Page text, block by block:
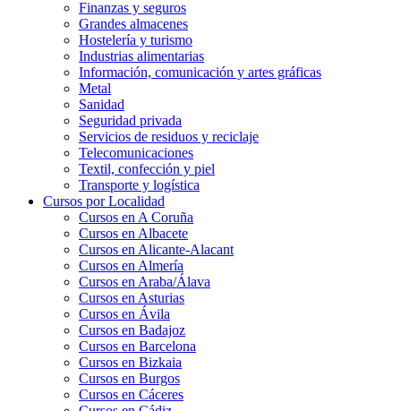
Finanzas y seguros
Grandes almacenes
Hostelería y turismo
Industrias alimentarias
Información, comunicación y artes gráficas
Metal
Sanidad
Seguridad privada
Servicios de residuos y reciclaje
Telecomunicaciones
Textil, confección y piel
Transporte y logística
Cursos por Localidad
Cursos en A Coruña
Cursos en Albacete
Cursos en Alicante-Alacant
Cursos en Almería
Cursos en Araba/Álava
Cursos en Asturias
Cursos en Ávila
Cursos en Badajoz
Cursos en Barcelona
Cursos en Bizkaia
Cursos en Burgos
Cursos en Cáceres